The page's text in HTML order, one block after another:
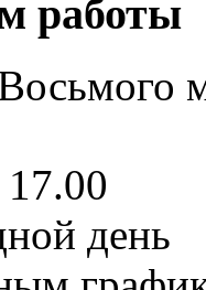
работы
день